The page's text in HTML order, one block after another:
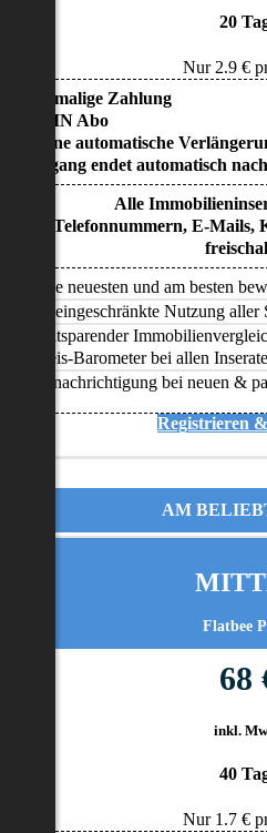
20
Nur 2.9€
• Einmalige Zahlung
• KEIN Abo
• Keine automatische
• Zugang endet automatisch
Alle
Alle Telefonnummern, E-
Alle neuesten und am besten
Uneingeschränkte Nutzung
Zeitsparender
Preis-Barometer bei allen
Benachrichtigung bei neuen &
Registrieren
AM
Flatbee
68
inkl.
40
Nur 1.7€